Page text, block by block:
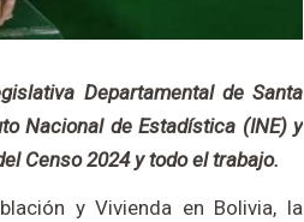
Departamental de Santa
Nacional de Estadística (INE) y
Censo 2024 y todo el trabajo.
y Vivienda en Bolivia, la